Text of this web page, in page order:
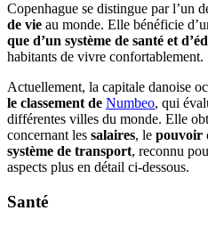
Copenhague se distingue par l’un
de vie au monde. Elle bénéficie
que d’un système de santé et
habitants de vivre confortablement.
Actuellement, la capitale danoise
le classement de Numbeo, qui
différentes villes du monde. Elle
concernant les salaires, le pouvoir
système de transport, reconnu
aspects plus en détail ci-dessous.
Santé